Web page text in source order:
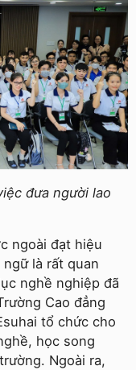
đưa người lao
ngoài đạt hiệu
là rất quan
nghề nghiệp đã
Cao đẳng
tổ chức cho
học song
Ngoài ra,